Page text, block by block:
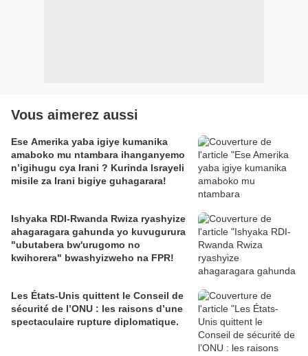
Vous aimerez aussi
Ese Amerika yaba igiye kumanika
amaboko mu ntambara ihanganyemo
n’igihugu cya Irani ? Kurinda Israyeli
misile za Irani bigiye guhagarara!
Ishyaka RDI-Rwanda Rwiza ryashyize
ahagaragara gahunda yo kuvugurura
"ubutabera bw'urugomo no
kwihorera" bwashyizweho na FPR!
Les États-Unis quittent le Conseil de
sécurité de l’ONU : les raisons d’une
spectaculaire rupture diplomatique.